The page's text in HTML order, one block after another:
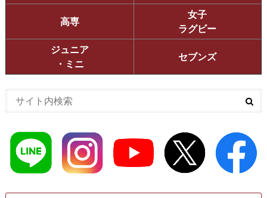
高専
女子
ラグビー
ジュニア
・ミニ
セブンズ